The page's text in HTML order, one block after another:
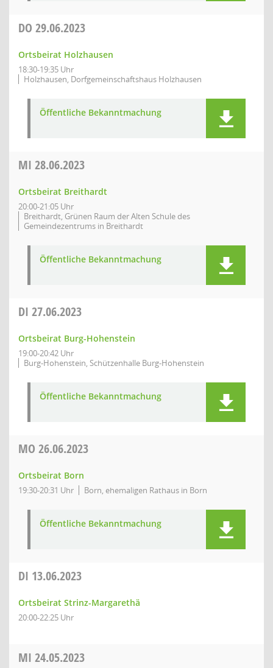
DO 29.06.2023
Ortsbeirat Holzhausen
18:30-19:35 Uhr
Holzhausen, Dorfgemeinschaftshaus Holzhausen
Öffentliche Bekanntmachung
MI 28.06.2023
Ortsbeirat Breithardt
20:00-21:05 Uhr
Breithardt, Grünen Raum der Alten Schule des
Gemeindezentrums in Breithardt
Öffentliche Bekanntmachung
DI 27.06.2023
Ortsbeirat Burg-Hohenstein
19:00-20:42 Uhr
Burg-Hohenstein, Schützenhalle Burg-Hohenstein
Öffentliche Bekanntmachung
MO 26.06.2023
Ortsbeirat Born
19:30-20:31 Uhr Born, ehemaligen Rathaus in Born
Öffentliche Bekanntmachung
DI 13.06.2023
Ortsbeirat Strinz-Margarethä
20:00-22:25 Uhr
MI 24.05.2023